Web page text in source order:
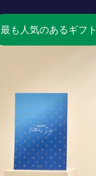
最も人気のあるギフト